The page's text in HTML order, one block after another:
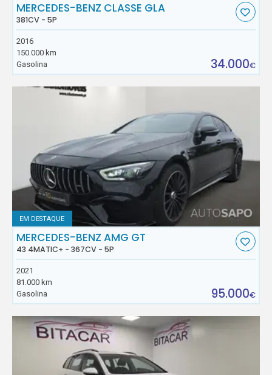
MERCEDES-BENZ CLASSE GLA
381CV - 5P
2016
150.000 km
Gasolina
34.000€
EM DESTAQUE
MERCEDES-BENZ AMG GT
43 4MATIC+ - 367CV - 5P
2021
81.000 km
Gasolina
95.000€